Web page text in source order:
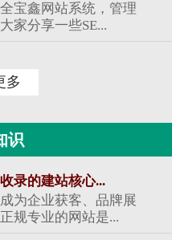
宝鑫网站系统，管理
家分享一些SE...
多
识
录的建站核心...
为企业获客、品牌展
规专业的网站是...